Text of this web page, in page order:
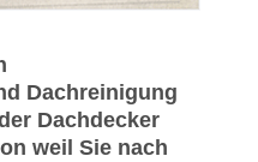
Dachreinigung
Dachdecker
weil Sie nach